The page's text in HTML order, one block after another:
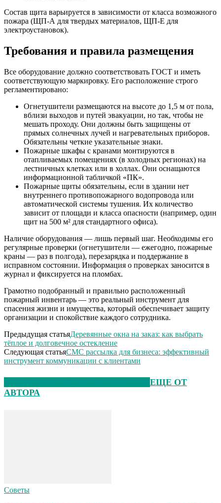
Состав щита варьируется в зависимости от класса возможного
пожара (ЩП-А для твердых материалов, ЩП-Е для
электроустановок).
Требования и правила размещения
Все оборудование должно соответствовать ГОСТ и иметь
соответствующую маркировку. Его расположение строго
регламентировано:
Огнетушители размещаются на высоте до 1,5 м от пола,
вблизи выходов и путей эвакуации, но так, чтобы не
мешать проходу. Они должны быть защищены от
прямых солнечных лучей и нагревательных приборов.
Обязательны четкие указательные знаки.
Пожарные шкафы с кранами монтируются в
отапливаемых помещениях (в холодных регионах) на
лестничных клетках или в холлах. Они оснащаются
информационной табличкой «ПК».
Пожарные щиты обязательны, если в здании нет
внутреннего противопожарного водопровода или
автоматической системы тушения. Их количество
зависит от площади и класса опасности (например, один
щит на 500 м² для стандартного офиса).
Наличие оборудования — лишь первый шаг. Необходимы его
регулярные проверки (огнетушители — ежегодно, пожарные
краны — раз в полгода), перезарядка и поддержание в
исправном состоянии. Информация о проверках заносится в
журнал и фиксируется на пломбах.
Грамотно подобранный и правильно расположенный
пожарный инвентарь — это реальный инструмент для
спасения жизни и имущества, который обеспечивает защиту
организации и спокойствие каждого сотрудника.
Предыдущая статьяДеревянные окна на заказ: как выбрать
тёплое и долговечное остекление
Следующая статьяСМС рассылка для бизнеса: эффективный
инструмент коммуникации с клиентами
ЕЩЕ ОТ
АВТОРА
Советы